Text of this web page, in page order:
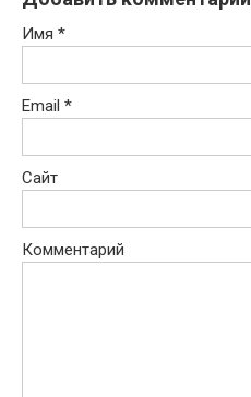
Имя *
Email *
Сайт
Комментарий